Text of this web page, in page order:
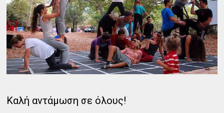
Καλή αντάμωση σε όλους!